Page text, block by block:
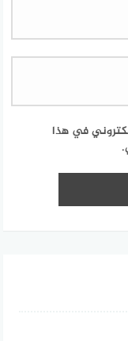
في هذا